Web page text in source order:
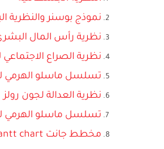
نموذج بوسنر والنظرية
نظرية رأس المال
نظرية الصراع
تسلسل ماسلو الهرمي
نظرية العدالة لجون رولز
تسلسل ماسلو الهرمي
مخطط جانت gantt chart